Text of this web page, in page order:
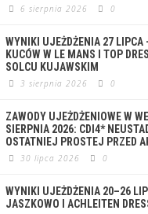
6 sierpnia 2026 0
WYNIKI UJEŻDŻENIA 27
KUCÓW W LE MANS I TOP
SOLCU KUJAWSKIM
3 sierpnia 2026 0
ZAWODY UJEŻDŻENIOWE W
SIERPNIA 2026: CDI4*
OSTATNIEJ PROSTEJ PRZED
30 lipca 2026 0
WYNIKI UJEŻDŻENIA 20–26
JASZKOWO I ACHLEITEN